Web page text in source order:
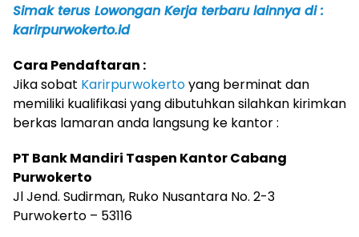
Simak terus Lowongan Kerja terbaru lainnya di :
karirpurwokerto.id
Cara Pendaftaran :
Jika sobat Karirpurwokertoyang berminat dan
memiliki kualifikasi yang dibutuhkan silahkan kirimkan
berkas lamaran anda langsung ke kantor :
PT Bank Mandiri Taspen Kantor Cabang
Purwokerto
Jl Jend. Sudirman, Ruko Nusantara No. 2-3
Purwokerto – 53116